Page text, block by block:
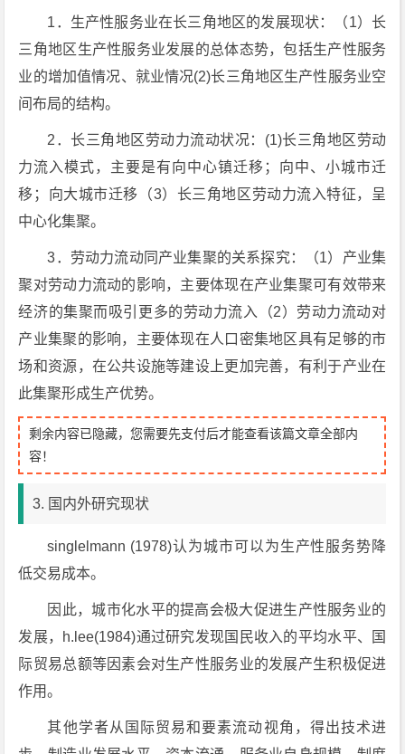
1．生产性服务业在长三角地区的发展现状：（1）长
三角地区生产性服务业发展的总体态势，包括生产性服务
业的增加值情况、就业情况(2)长三角地区生产性服务业空
间布局的结构。
2．长三角地区劳动力流动状况：(1)长三角地区劳动
力流入模式，主要是有向中心镇迁移；向中、小城市迁
移；向大城市迁移（3）长三角地区劳动力流入特征，呈
中心化集聚。
3．劳动力流动同产业集聚的关系探究：（1）产业集
聚对劳动力流动的影响，主要体现在产业集聚可有效带来
经济的集聚而吸引更多的劳动力流入（2）劳动力流动对
产业集聚的影响，主要体现在人口密集地区具有足够的市
场和资源，在公共设施等建设上更加完善，有利于产业在
此集聚形成生产优势。
剩余内容已隐藏，您需要先支付后才能查看该篇文章全部内
容！
3. 国内外研究现状
singlelmann (1978)认为城市可以为生产性服务势降
低交易成本。
因此，城市化水平的提高会极大促进生产性服务业的
发展，h.lee(1984)通过研究发现国民收入的平均水平、国
际贸易总额等因素会对生产性服务业的发展产生积极促进
作用。
其他学者从国际贸易和要素流动视角，得出技术进